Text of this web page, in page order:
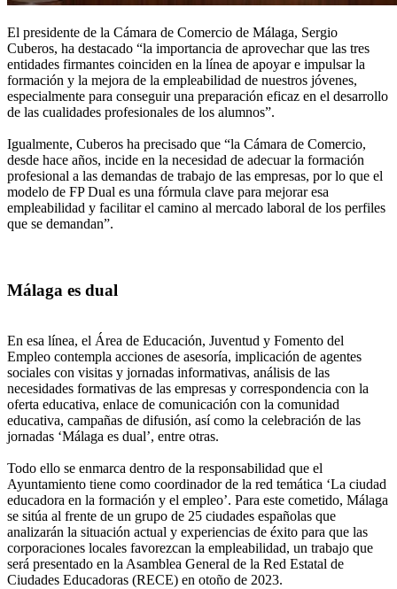
El presidente de la Cámara de Comercio de Málaga, Sergio
Cuberos, ha destacado “la importancia de aprovechar que las tres
entidades firmantes coinciden en la línea de apoyar e impulsar la
formación y la mejora de la empleabilidad de nuestros jóvenes,
especialmente para conseguir una preparación eficaz en el desarrollo
de las cualidades profesionales de los alumnos”.
Igualmente, Cuberos ha precisado que “la Cámara de Comercio,
desde hace años, incide en la necesidad de adecuar la formación
profesional a las demandas de trabajo de las empresas, por lo que el
modelo de FP Dual es una fórmula clave para mejorar esa
empleabilidad y facilitar el camino al mercado laboral de los perfiles
que se demandan”.
Málaga es dual
En esa línea, el Área de Educación, Juventud y Fomento del
Empleo contempla acciones de asesoría, implicación de agentes
sociales con visitas y jornadas informativas, análisis de las
necesidades formativas de las empresas y correspondencia con la
oferta educativa, enlace de comunicación con la comunidad
educativa, campañas de difusión, así como la celebración de las
jornadas ‘Málaga es dual’, entre otras.
Todo ello se enmarca dentro de la responsabilidad que el
Ayuntamiento tiene como coordinador de la red temática ‘La ciudad
educadora en la formación y el empleo’. Para este cometido, Málaga
se sitúa al frente de un grupo de 25 ciudades españolas que
analizarán la situación actual y experiencias de éxito para que las
corporaciones locales favorezcan la empleabilidad, un trabajo que
será presentado en la Asamblea General de la Red Estatal de
Ciudades Educadoras (RECE) en otoño de 2023.